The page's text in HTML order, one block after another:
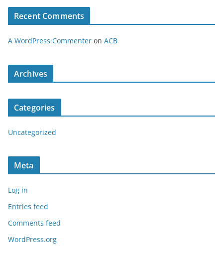
Recent Comments
A WordPress Commenter on ACB
Archives
Categories
Uncategorized
Meta
Log in
Entries feed
Comments feed
WordPress.org